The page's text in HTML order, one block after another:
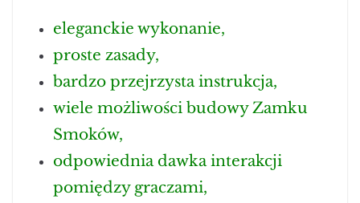
eleganckie wykonanie,
proste zasady,
bardzo przejrzysta instrukcja,
wiele możliwości budowy Zamku
Smoków,
odpowiednia dawka interakcji
pomiędzy graczami,